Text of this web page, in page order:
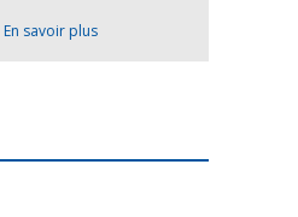
En savoir plus